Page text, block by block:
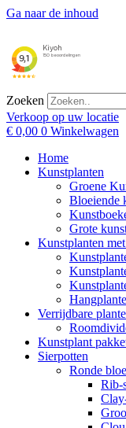
Ga naar de inhoud
Zoeken
Verkoop op uw locatie
€ 0,00 0 Winkelwagen
Home
Kunstplanten
Groene
Bloeiende
Grote
Kunstplanten
Verrijdbare
Kunstplant
Sierpotten
Ronde
Rib-